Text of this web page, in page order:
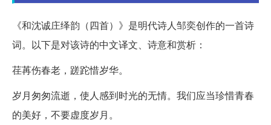
《和沈诚庄绎韵（四首）》是明代诗人邹奕创作的一首诗
词。以下是对该诗的中文译文、诗意和赏析：
荏苒伤春老，蹉跎惜岁华。
岁月匆匆流逝，使人感到时光的无情。我们应当珍惜青春
的美好，不要虚度岁月。